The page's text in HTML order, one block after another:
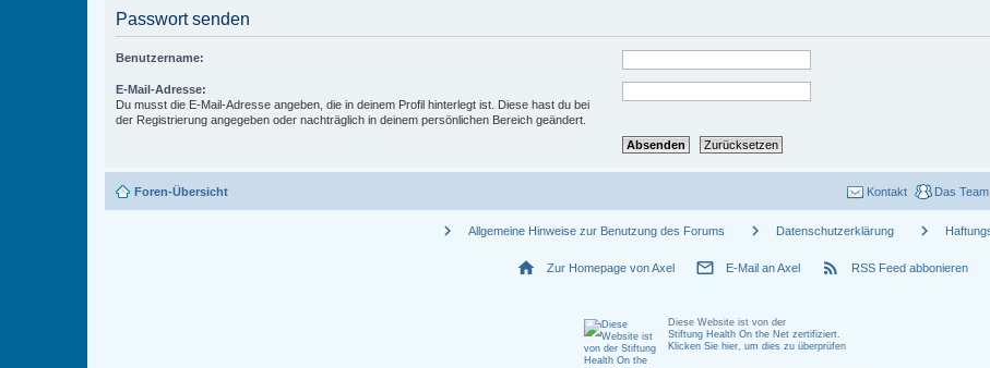
Passwort senden
Benutzername:
E-Mail-Adresse:
Du musst die E-Mail-Adresse angeben, die in deinem Profil hinterlegt ist. Diese hast du bei
der Registrierung angegeben oder nachträglich in deinem persönlichen Bereich geändert.
Foren-Übersicht Das Team
Kontakt
chevron_right Allgemeine Hinweise zur Benutzung des Forums chevron_right Datenschutzerklärung chevron_right
home Zur Homepage von Axel mail_outline E-Mail an Axel rss_feed RSS Feed abbonieren
Diese Website ist von der
Stiftung Health On the Net zertifiziert.
Klicken Sie hier, um dies zu überprüfen